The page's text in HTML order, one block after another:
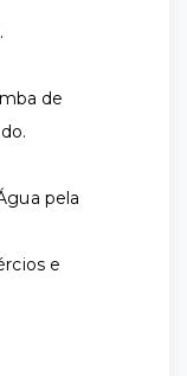
de
pela
e